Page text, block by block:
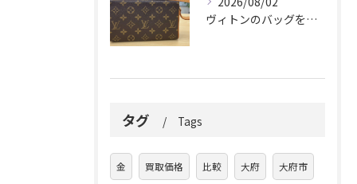
ヴィトンのバッグを久しぶりに取り出しましたか？
タグ Tags
金 買取価格 比較 大府 大府市